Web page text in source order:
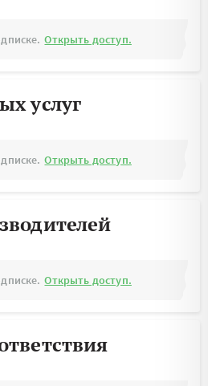
Открыть доступ.
услуг
Открыть доступ.
Открыть доступ.